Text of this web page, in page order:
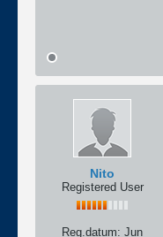
Nito
Registered User
Reg.datum: Jun